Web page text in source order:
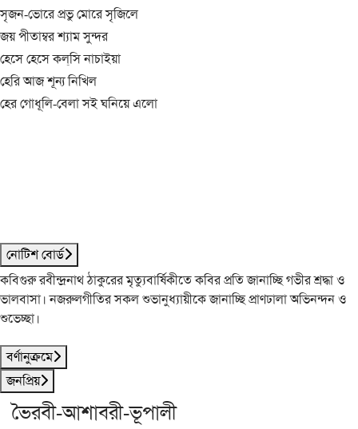
সৃজন-ভোরে প্রভু মোরে সৃজিলে
জয় পীতাম্বর শ্যাম সুন্দর
হেসে হেসে কল্‌সি নাচাইয়া
হেরি আজ শূন্য নিখিল
হের গোধূলি-বেলা সই ঘনিয়ে এলো
নোটিশ বোর্ড
কবিগুরু রবীন্দ্রনাথ ঠাকুরের মৃত্যুবার্ষিকীতে কবির প্রতি জানাচ্ছি গভীর শ্রদ্ধা ও
ভালবাসা। নজরুলগীতির সকল শুভানুধ্যায়ীকে জানাচ্ছি প্রাণঢালা অভিনন্দন ও
শুভেচ্ছা।
বর্ণানুক্রমে
জনপ্রিয়
ভৈরবী-আশাবরী-ভূপালী